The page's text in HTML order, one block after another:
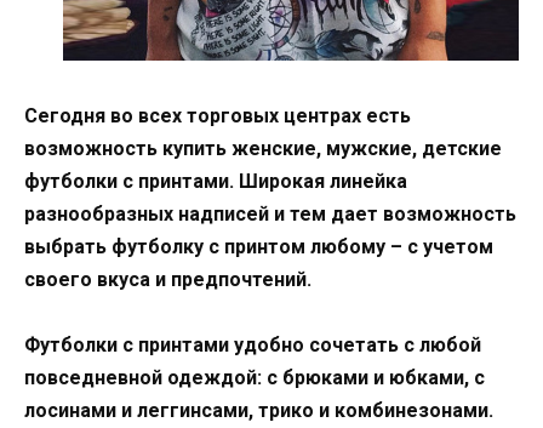
Сегодня во всех торговых центрах есть
возможность купить женские, мужские, детские
футболки с принтами. Широкая линейка
разнообразных надписей и тем дает возможность
выбрать футболку с принтом любому – с учетом
своего вкуса и предпочтений.
Футболки с принтами удобно сочетать с любой
повседневной одеждой: с брюками и юбками, с
лосинами и леггинсами, трико и комбинезонами.